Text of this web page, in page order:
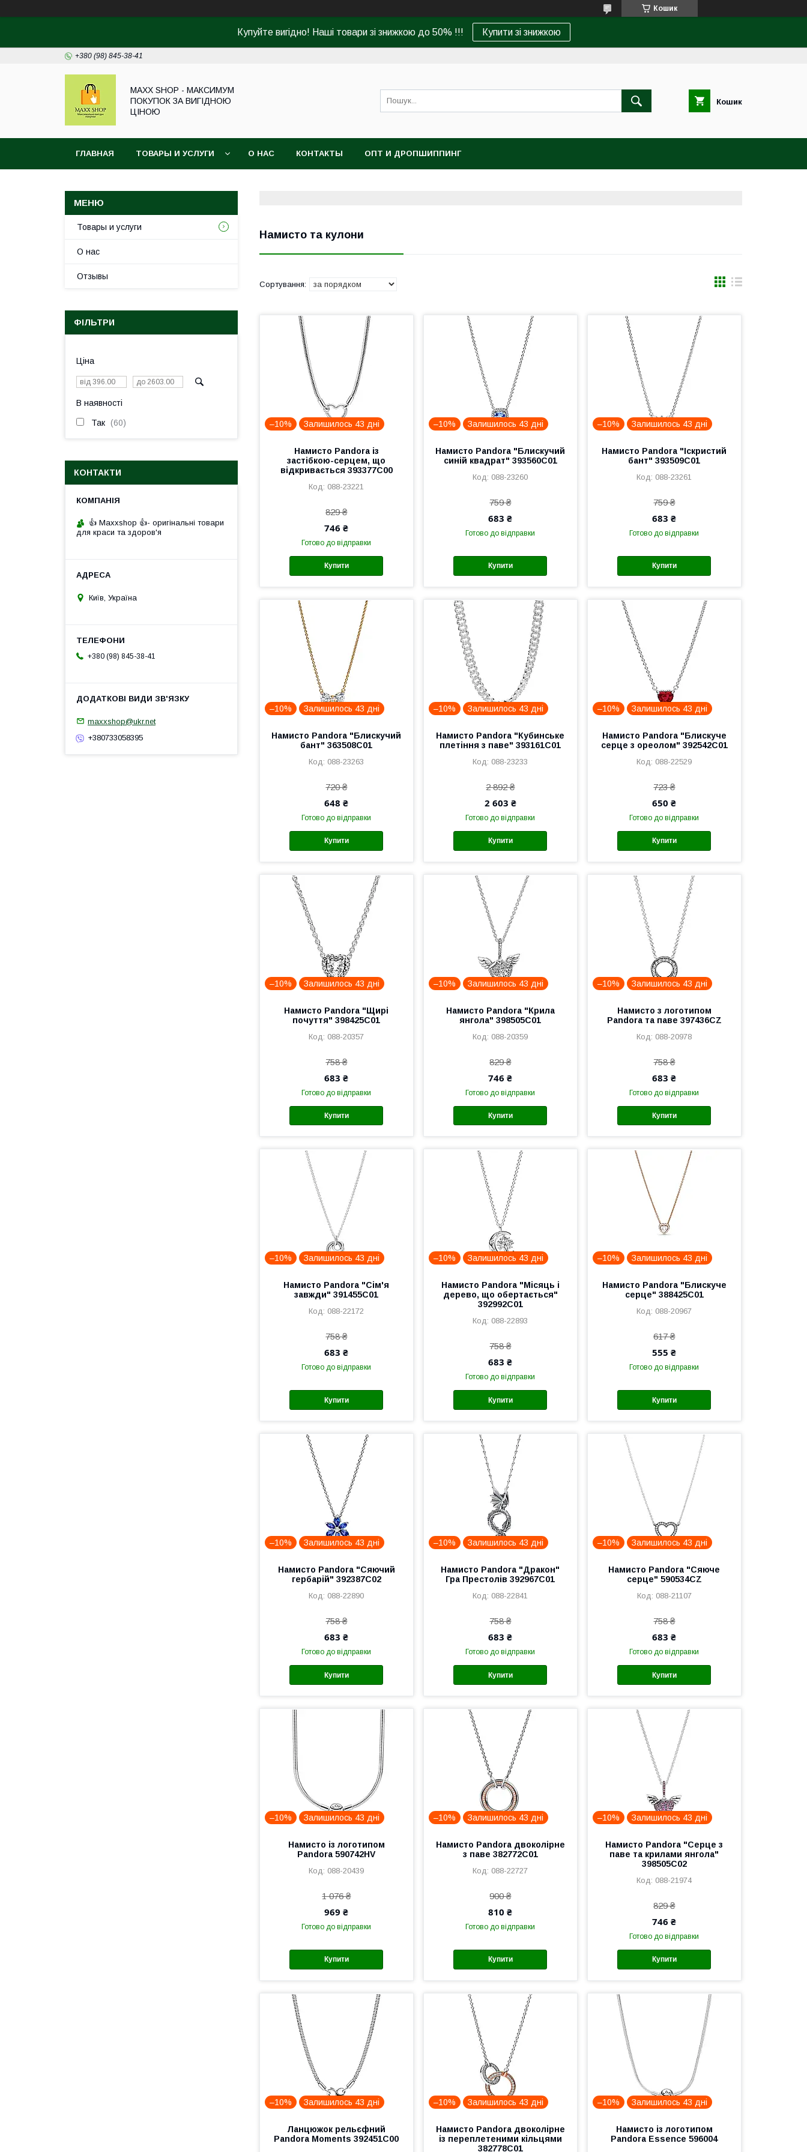
Кошик
Купуйте вигідно! Наші товари зі знижкою до 50% !!! Купити зі знижкою
+380 (98) 845-38-41
MAXX SHOP - МАКСИМУМ
ПОКУПОК ЗА ВИГІДНОЮ
ЦІНОЮ
Кошик
ГЛАВНАЯ ТОВАРЫ И УСЛУГИ О НАС КОНТАКТЫ ОПТ И ДРОПШИППИНГ
Намисто та кулони
–10% Залишилось 43 дні
Намисто Pandora із
застібкою-серцем, що
відкривається 393377C00
088-23221
829 ₴
746 ₴
Готово до відправки
Купити
–10% Залишилось 43 дні
Намисто Pandora "Блискучий
синій квадрат" 393560C01
088-23260
759 ₴
683 ₴
Готово до відправки
Купити
–10% Залишилось 43 дні
Намисто Pandora "Іскристий
бант" 393509C01
088-23261
759 ₴
683 ₴
Готово до відправки
Купити
–10% Залишилось 43 дні
Намисто Pandora "Блискучий
бант" 363508C01
088-23263
720 ₴
648 ₴
Готово до відправки
Купити
–10% Залишилось 43 дні
Намисто Pandora "Кубинське
плетіння з паве" 393161C01
088-23233
2 892 ₴
2 603 ₴
Готово до відправки
Купити
–10% Залишилось 43 дні
Намисто Pandora "Блискуче
серце з ореолом" 392542C01
088-22529
723 ₴
650 ₴
Готово до відправки
Купити
–10% Залишилось 43 дні
Намисто Pandora "Щирі
почуття" 398425C01
088-20357
758 ₴
683 ₴
Готово до відправки
Купити
–10% Залишилось 43 дні
Намисто Pandora "Крила
янгола" 398505C01
088-20359
829 ₴
746 ₴
Готово до відправки
Купити
–10% Залишилось 43 дні
Намисто з логотипом
Pandora та паве 397436CZ
088-20978
758 ₴
683 ₴
Готово до відправки
Купити
–10% Залишилось 43 дні
Намисто Pandora "Сім'я
завжди" 391455C01
088-22172
758 ₴
683 ₴
Готово до відправки
Купити
–10% Залишилось 43 дні
Намисто Pandora "Місяць і
дерево, що обертається"
392992C01
088-22893
758 ₴
683 ₴
Готово до відправки
Купити
–10% Залишилось 43 дні
Намисто Pandora "Блискуче
серце" 388425C01
088-20967
617 ₴
555 ₴
Готово до відправки
Купити
–10% Залишилось 43 дні
Намисто Pandora "Сяючий
гербарій" 392387C02
088-22890
758 ₴
683 ₴
Готово до відправки
Купити
–10% Залишилось 43 дні
Намисто Pandora "Дракон"
Гра Престолів 392967C01
088-22841
758 ₴
683 ₴
Готово до відправки
Купити
–10% Залишилось 43 дні
Намисто Pandora "Сяюче
серце" 590534CZ
088-21107
758 ₴
683 ₴
Готово до відправки
Купити
–10% Залишилось 43 дні
Намисто із логотипом
Pandora 590742HV
088-20439
1 076 ₴
969 ₴
Готово до відправки
Купити
–10% Залишилось 43 дні
Намисто Pandora двоколірне
з паве 382772C01
088-22727
900 ₴
810 ₴
Готово до відправки
Купити
–10% Залишилось 43 дні
Намисто Pandora "Серце з
паве та крилами янгола"
398505C02
088-21974
829 ₴
746 ₴
Готово до відправки
Купити
–10% Залишилось 43 дні
Ланцюжок рельєфний
Pandora Moments 392451C00
–10% Залишилось 43 дні
Намисто Pandora двоколірне
із переплетеними кільцями
382778C01
–10% Залишилось 43 дні
Намисто із логотипом
Pandora Essence 596004
Товары и услуги
О нас
Отзывы
ФІЛЬТРИ
Ціна
В наявності
Так 60
КОНТАКТИ
👍 Maxxshop 👍- оригінальні товари
для краси та здоров'я
Київ, Україна
+380 (98) 845-38-41
maxxshop@ukr.net
+380733058395